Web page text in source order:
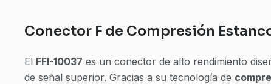
Conector F de Compresión
El FFI-10037 es un conector de alto rendimiento
de señal superior. Gracias a su tecnología de